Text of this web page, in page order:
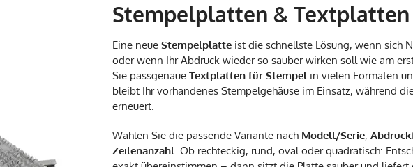
Stempelplatten &
Eine neue Stempelplatte ist die schnellste Lösung, wenn sich
oder wenn Ihr Abdruck wieder so sauber wirken soll wie am
Sie passgenaue Textplatten für Stempelin vielen Formaten
bleibt Ihr vorhandenes Stempelgehäuse im Einsatz, während
erneuert.
Wählen Sie die passende Variante nach Modell/Serie,
Zeilenanzahl. Ob rechteckig, rund, oval oder quadratisch: